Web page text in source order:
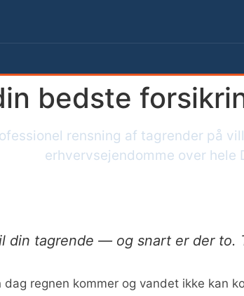
bedste
rensning af tagrender på
erhvervsejendomme over hele
din tagrende — og snart er der to.
regnen kommer og vandet ikke